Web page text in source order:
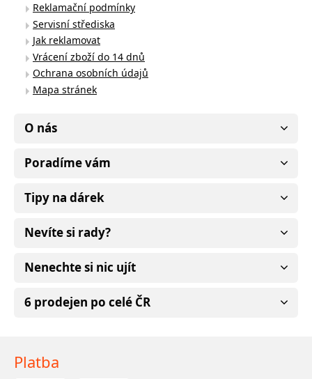
Reklamační podmínky
Servisní střediska
Jak reklamovat
Vrácení zboží do 14 dnů
Ochrana osobních údajů
Mapa stránek
O nás
Poradíme vám
Tipy na dárek
Nevíte si rady?
Nenechte si nic ujít
6 prodejen po celé ČR
Platba